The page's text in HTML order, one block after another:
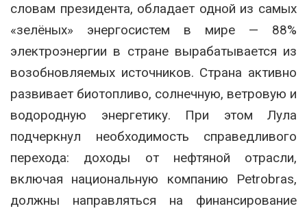
словам президента, обладает одной из самых
«зелёных» энергосистем в мире — 88%
электроэнергии в стране вырабатывается из
возобновляемых источников. Страна активно
развивает биотопливо, солнечную, ветровую и
водородную энергетику. При этом Лула
подчеркнул необходимость справедливого
перехода: доходы от нефтяной отрасли,
включая национальную компанию Petrobras,
должны направляться на финансирование